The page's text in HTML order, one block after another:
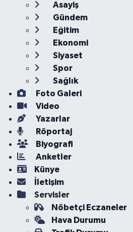
Asayiş
Gündem
Eğitim
Ekonomi
Siyaset
Spor
Sağlık
Foto Galeri
Video
Yazarlar
Röportaj
Biyografi
Anketler
Künye
İletişim
Servisler
Nöbetçi Eczaneler
Hava Durumu